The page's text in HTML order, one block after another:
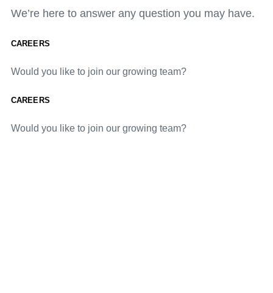
We’re here to answer any question you may have.
CAREERS
Would you like to join our growing team?
CAREERS
Would you like to join our growing team?